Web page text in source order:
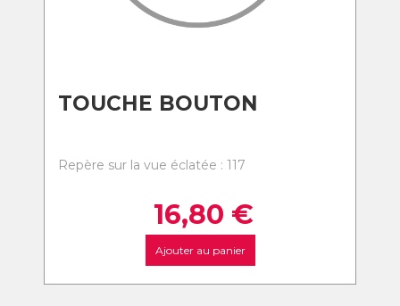
TOUCHE BOUTON
Repère sur la vue éclatée : 117
16,80 €
Ajouter au panier